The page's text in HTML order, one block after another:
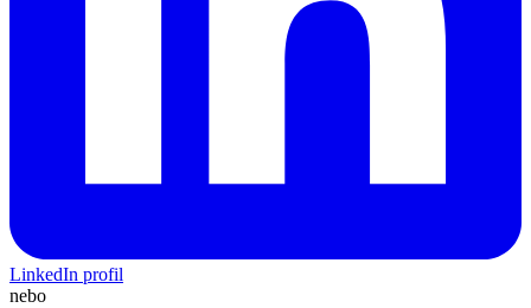
LinkedIn profil
nebo